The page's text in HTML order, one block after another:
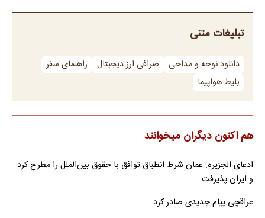
تبلیغات متنی
دانلود نوحه و مداحی صرافی ارز دیجیتال
راهنمای سفر
بلیط هواپیما
هم اکنون دیگران میخوانند
ادعای الجزیره: عمان شرط انطباق توافق با حقوق بین‌الملل را مطرح کرد
و ایران پذیرفت
عراقچی پیام جدیدی صادر کرد